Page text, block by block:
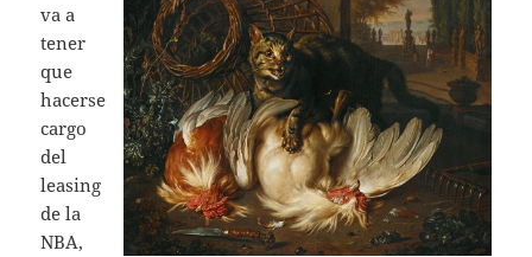
va a
tener
que
hacerse
cargo
del
leasing
de la
NBA,